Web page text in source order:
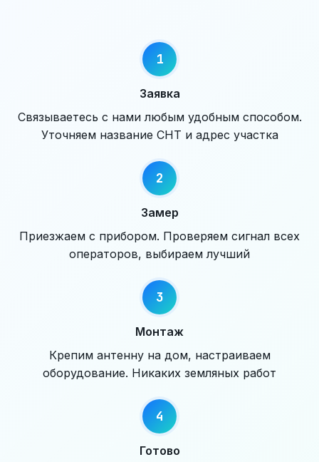
Заявка
Связываетесь с нами любым удобным способом.
Уточняем название СНТ и адрес участка
Замер
Приезжаем с прибором. Проверяем сигнал всех
операторов, выбираем лучший
Монтаж
Крепим антенну на дом, настраиваем
оборудование. Никаких земляных работ
Готово